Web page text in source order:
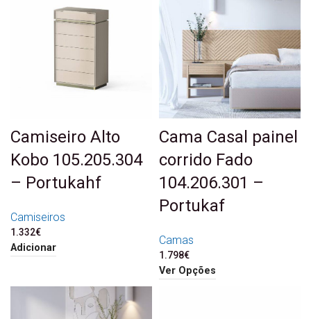
Camiseiro Alto
Kobo 105.205.304
– Portukahf
Camiseiros
1.332€
Adicionar
Cama Casal painel
corrido Fado
104.206.301 –
Portukaf
Camas
1.798€
Ver Opções